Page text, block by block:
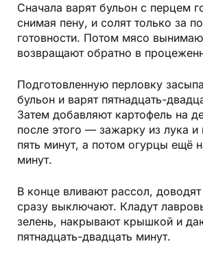
Сначала варят бульон с перцем
снимая пену, и солят только за
готовности. Потом мясо
возвращают обратно в
Подготовленную перловку
бульон и варят пятнадцать-
Затем добавляют картофель на
после этого — зажарку из лука и
пять минут, а потом огурцы ещё
минут.
В конце вливают рассол,
сразу выключают. Кладут
зелень, накрывают крышкой и
пятнадцать-двадцать минут.